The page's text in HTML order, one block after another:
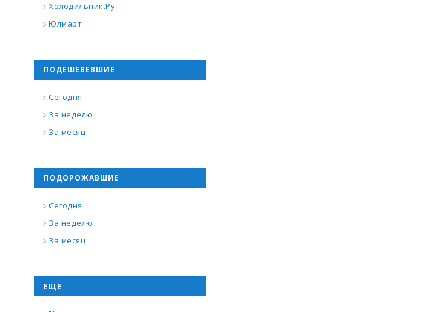
Холодильник.Ру
Юлмарт
ПОДЕШЕВЕВШИЕ
Сегодня
За неделю
За месяц
ПОДОРОЖАВШИЕ
Сегодня
За неделю
За месяц
ЕЩЕ